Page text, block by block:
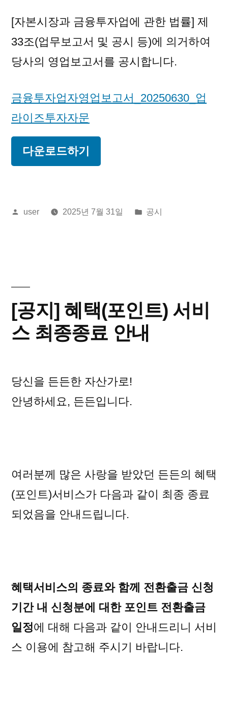
[자본시장과 금융투자업에 관한 법률] 제
33조(업무보고서 및 공시 등)에 의거하여
당사의 영업보고서를 공시합니다.
금융투자업자영업보고서_20250630_업
라이즈투자자문
다운로드하기
올
user 2025년 7월 31일
게
공시
[공지] 혜택(포인트) 서비
스 최종종료 안내
당신을 든든한 자산가로!
안녕하세요, 든든입니다.
여러분께 많은 사랑을 받았던 든든의 혜택
(포인트)서비스가 다음과 같이 최종 종료
되었음을 안내드립니다.
혜택서비스의 종료와 함께 전환출금 신청
기간내 신청분에 대한 포인트 전환출금
일정에 대해 다음과 같이 안내드리니 서비
스 이용에 참고해 주시기 바랍니다.